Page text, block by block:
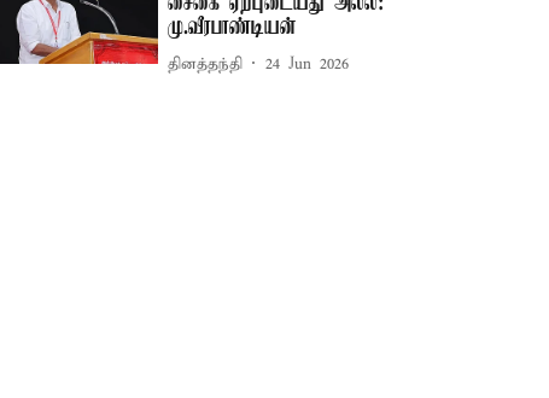
மு.வீரபாண்டியன்
தினத்தந்தி 24 Jun 2026